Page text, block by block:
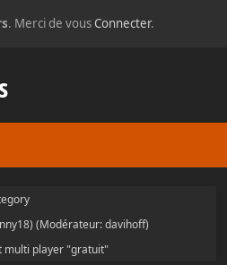
. Merci de vousConnecter.
(Modérateur:davihoff)
multi player "gratuit"